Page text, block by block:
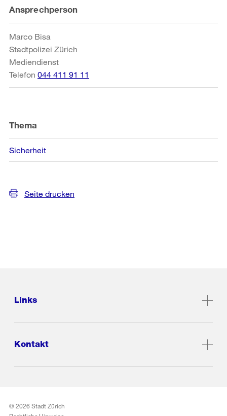
Weitere
Informationen
Ansprechperson
Marco Bisa
Stadtpolizei Zürich
Mediendienst
Telefon 044 411 91 11
Thema
Sicherheit
Seite drucken
Links
Kontakt
© 2026 Stadt Zürich